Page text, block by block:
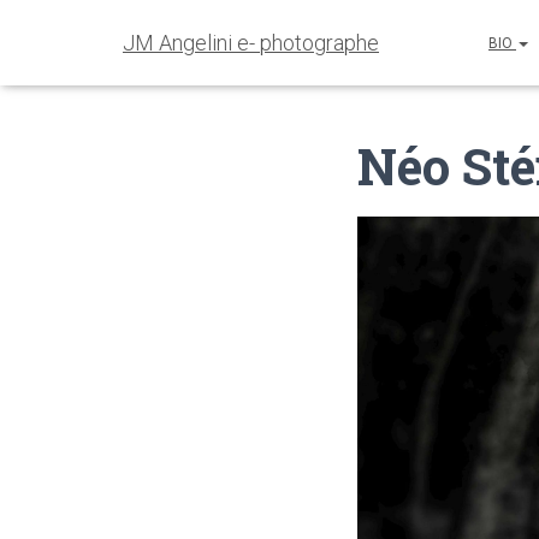
JM Angelini e- photographe BIO
Néo